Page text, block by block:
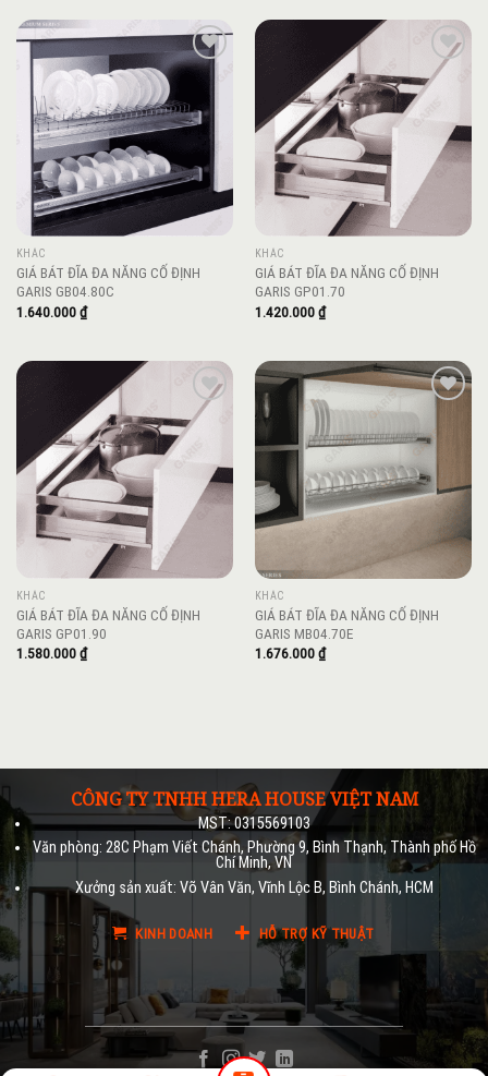
KHÁC
GIÁ BÁT ĐĨA ĐA NĂNG CỐ ĐỊNH
GARIS GB04.80C
1.640.000₫
Add to
wishlist
KHÁC
GIÁ BÁT ĐĨA ĐA NĂNG CỐ ĐỊNH
GARIS GP01.70
1.420.000₫
Add to
wishlist
KHÁC
GIÁ BÁT ĐĨA ĐA NĂNG CỐ ĐỊNH
GARIS GP01.90
1.580.000₫
wishlist
KHÁC
GIÁ BÁT ĐĨA ĐA NĂNG CỐ ĐỊNH
GARIS MB04.70E
1.676.000₫
CÔNG TY TNHH HERA HOUSE VIỆT NAM
MST: 0315569103
Văn phòng: 28C Phạm Viết Chánh, Phường 9, Bình Thạnh, Thành phố Hồ
Chí Minh, VN
Xưởng sản xuất: Võ Vân Văn, Vĩnh Lộc B, Bình Chánh, HCM
KINH DOANH HỖ TRỢ KỸ THUẬT